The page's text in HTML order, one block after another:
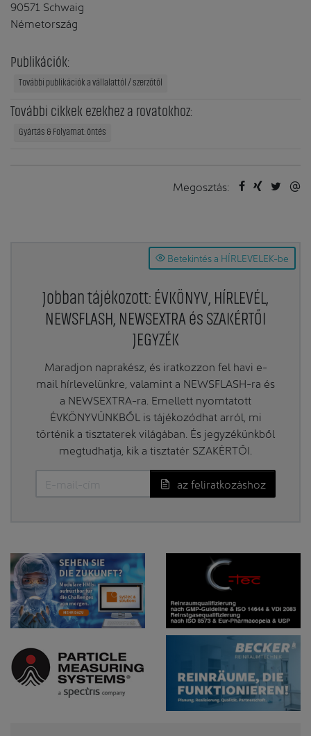
90571 Schwaig
Németország
Publikációk:
További publikációk a vállalattól / szerzőtől
További cikkek ezekhez a rovatokhoz:
Gyártás & Folyamat: öntés
Megosztás:
Betekintés a HÍRLEVELEK-be
Jobban tájékozott: ÉVKÖNYV, HÍRLEVÉL,
NEWSFLASH, NEWSEXTRA és SZAKÉRTŐI
JEGYZÉK
Maradjon naprakész, és iratkozzon fel havi e-
mail hírlevelünkre, valamint a NEWSFLASH-ra és
a NEWSEXTRA-ra. Emellett nyomtatott
ÉVKÖNYVÜNKBŐL is tájékozódhat arról, mi
történik a tisztaterek világában. És jegyzékünkből
megtudhatja, kik a tisztatér SZAKÉRTŐI.
az feliratkozáshoz